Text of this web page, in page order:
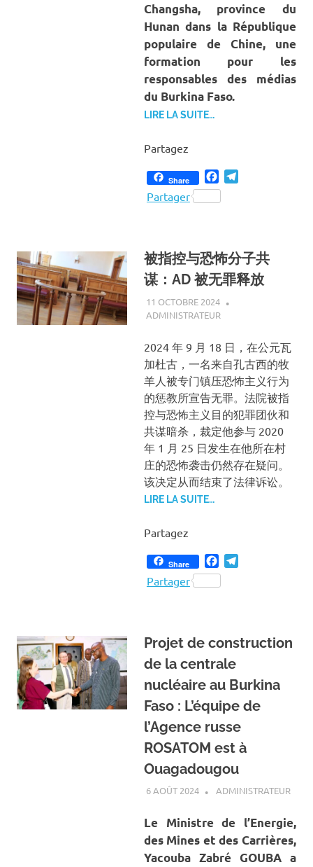
Changsha, province du
Hunan dans la République
populaire de Chine, une
formation pour les
responsables des médias
du Burkina Faso.
LIRE LA SUITE…
Partagez
Share Facebook
Partager
被指控与恐怖分子共
谋：AD 被无罪释放
11 OCTOBRE 2024
ADMINISTRATEURA LA UNE
2024 年 9 月 18 日，在公元瓦
加杜古，一名来自孔古西的牧
羊人被专门镇压恐怖主义行为
的惩教所宣告无罪。法院被指
控与恐怖主义目的犯罪团伙和
共谋暗杀，裁定他参与 2020
年 1 月 25 日发生在他所在村
庄的恐怖袭击仍然存在疑问。
该决定从而结束了法律诉讼。
LIRE LA SUITE…
Partagez
Share Facebook
Partager
Projet de construction
de la centrale
nucléaire au Burkina
Faso : L’équipe de
l’Agence russe
ROSATOM est à
Ouagadougou
6 AOÛT 2024 ADMINISTRATEURA LA
Le Ministre de l’Energie,
des Mines et des Carrières,
Yacouba Zabré GOUBA a